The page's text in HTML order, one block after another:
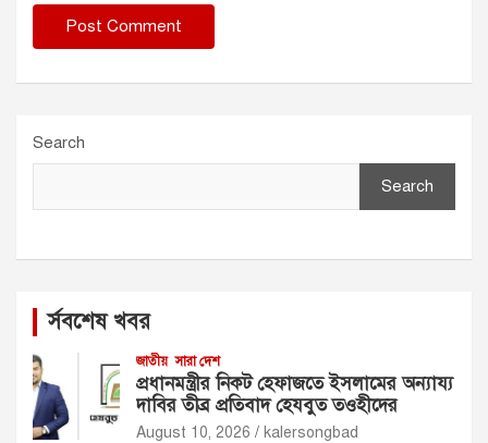
Search
Search
র্সবশেষ খবর
জাতীয় সারা দেশ
প্রধানমন্ত্রীর নিকট হেফাজতে ইসলামের অন্যায্য
দাবির তীব্র প্রতিবাদ হেযবুত তওহীদের
August 10, 2026 kalersongbad